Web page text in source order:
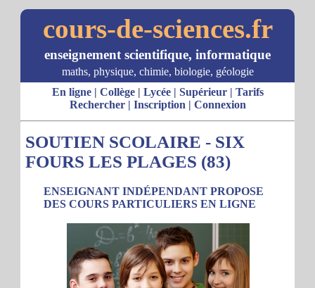
cours-de-sciences.fr
enseignement scientifique, informatique
maths, physique, chimie, biologie, géologie
En ligne| Collège| Lycée| Supérieur| Tarifs
Rechercher| Inscription | Connexion
SOUTIEN SCOLAIRE - SIX
FOURS LES PLAGES (83)
ENSEIGNANT INDÉPENDANT PROPOSE
DES COURS PARTICULIERS EN LIGNE